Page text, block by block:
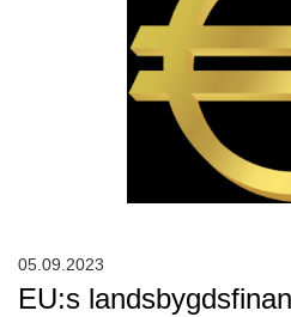
EU:s
05.09.2023